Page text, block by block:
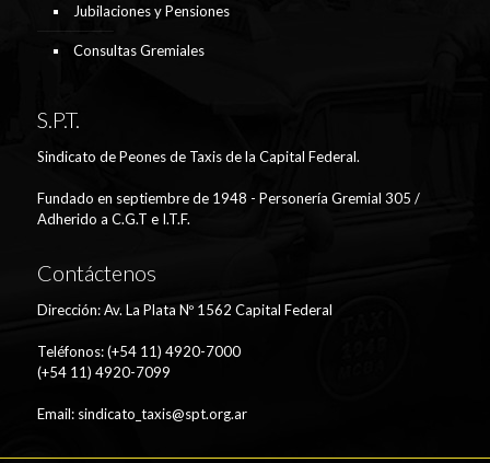
Jubilaciones y Pensiones
Consultas Gremiales
S.P.T.
Sindicato de Peones de Taxis de la Capital Federal.
Fundado en septiembre de 1948 - Personería Gremial 305 /
Adherido a C.G.T e I.T.F.
Contáctenos
Dirección: Av. La Plata Nº 1562 Capital Federal
Teléfonos: (+54 11) 4920-7000
(+54 11) 4920-7099
Email: sindicato_taxis@spt.org.ar